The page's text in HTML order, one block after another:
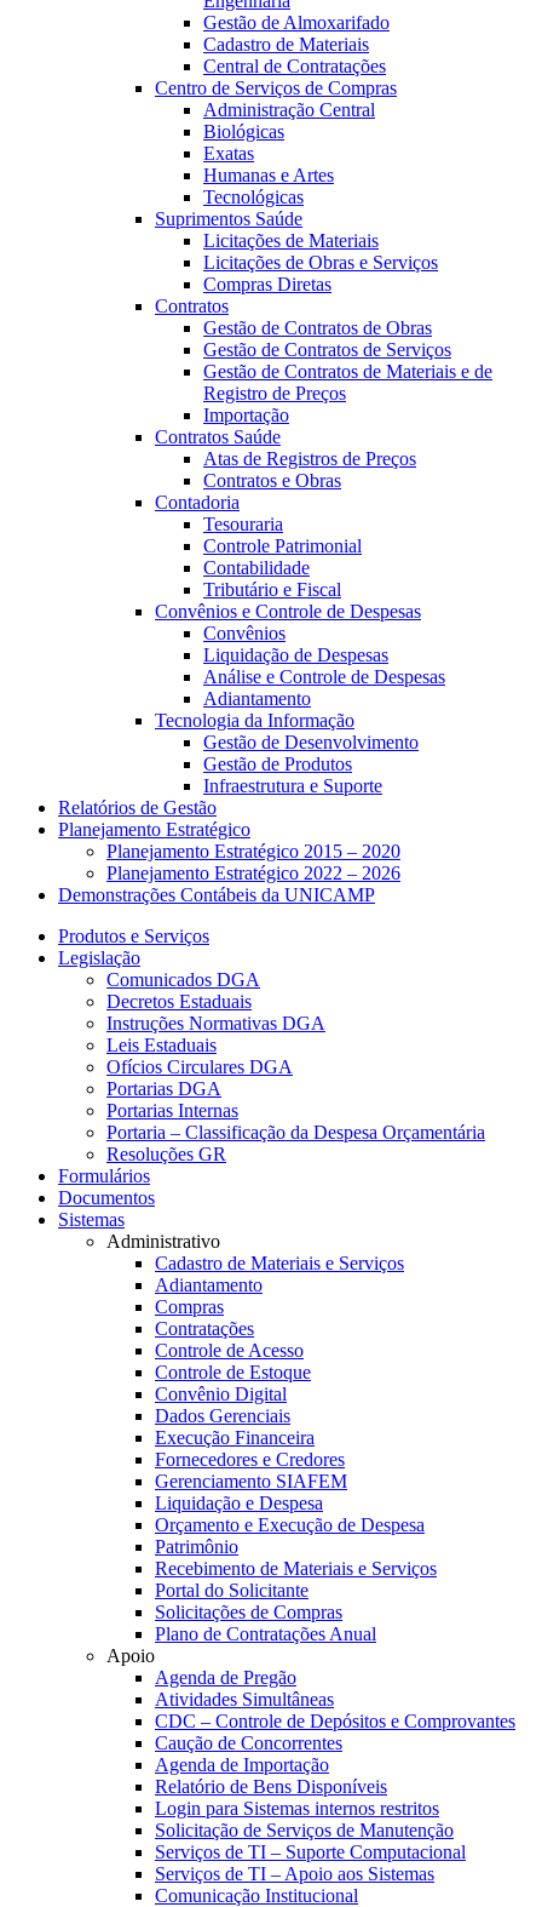
Gestão de Almoxarifado
Cadastro de Materiais
Central de Contratações
Centro de Serviços de Compras
Administração Central
Biológicas
Exatas
Humanas e Artes
Tecnológicas
Suprimentos Saúde
Licitações de Materiais
Licitações de Obras e Serviços
Compras Diretas
Contratos
Gestão de Contratos de Obras
Gestão de Contratos de Serviços
Gestão de Contratos de Materiais e de
Registro de Preços
Importação
Contratos Saúde
Atas de Registros de Preços
Contratos e Obras
Contadoria
Tesouraria
Controle Patrimonial
Contabilidade
Tributário e Fiscal
Convênios e Controle de Despesas
Convênios
Liquidação de Despesas
Análise e Controle de Despesas
Adiantamento
Tecnologia da Informação
Gestão de Desenvolvimento
Gestão de Produtos
Infraestrutura e Suporte
Relatórios de Gestão
Planejamento Estratégico
Planejamento Estratégico 2015 – 2020
Planejamento Estratégico 2022 – 2026
Demonstrações Contábeis da UNICAMP
Produtos e Serviços
Legislação
Comunicados DGA
Decretos Estaduais
Instruções Normativas DGA
Leis Estaduais
Ofícios Circulares DGA
Portarias DGA
Portarias Internas
Portaria – Classificação da Despesa Orçamentária
Resoluções GR
Formulários
Documentos
Sistemas
Administrativo
Cadastro de Materiais e Serviços
Adiantamento
Compras
Contratações
Controle de Acesso
Controle de Estoque
Convênio Digital
Dados Gerenciais
Execução Financeira
Fornecedores e Credores
Gerenciamento SIAFEM
Liquidação e Despesa
Orçamento e Execução de Despesa
Patrimônio
Recebimento de Materiais e Serviços
Portal do Solicitante
Solicitações de Compras
Plano de Contratações Anual
Apoio
Agenda de Pregão
Atividades Simultâneas
CDC – Controle de Depósitos e Comprovantes
Caução de Concorrentes
Agenda de Importação
Relatório de Bens Disponíveis
Login para Sistemas internos restritos
Solicitação de Serviços de Manutenção
Serviços de TI – Suporte Computacional
Serviços de TI – Apoio aos Sistemas
Comunicação Institucional